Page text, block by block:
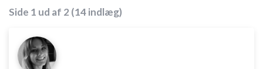
Side 1 ud af 2 (14 indlæg)